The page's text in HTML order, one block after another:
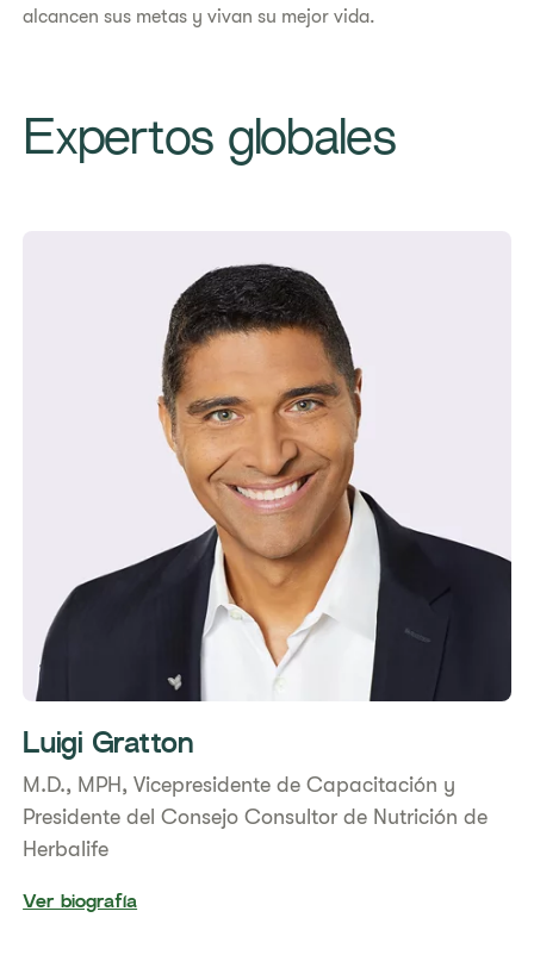
alcancen sus metas y vivan su mejor vida.
Expertos globales
Luigi Gratton
M.D., MPH, Vicepresidente de Capacitación y
Presidente del Consejo Consultor de Nutrición de
Herbalife
Ver biografía